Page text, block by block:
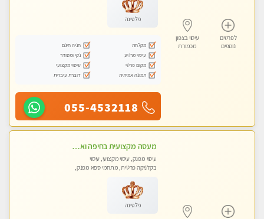
לפרטים
נוספים
עיסוי בצפון
מכמורת
פלטינה
מקלחת
חניה חינם
עיסוי מרגיע
נקי ומסודר
מקום פרטי
עיסוי מקצועי
תמונה אמיתית
דוברת עיברית
055-4532118
מעסה מקצועית בחיפה ואיכותית עיסוי מפנק ומקצועי ברמה אחרת !!!
עיסוי מפנק, עיסוי מקצועי, עיסוי
בקלניקה פרטית, מתחמי ספא מפנק,
פלטינה